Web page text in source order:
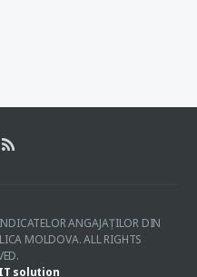
ANGAJAŢILOR DIN
MOLDOVA. ALL RIGHTS
IT solution